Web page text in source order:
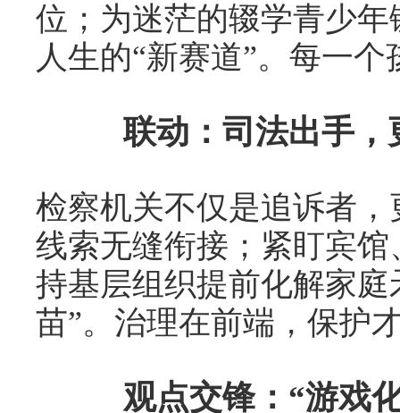
位；为迷茫的辍学青少
人生的“新赛道”。每一
联动：司法出手，
检察机关不仅是追诉者
线索无缝衔接；紧盯宾
持基层组织提前化解家
苗”。治理在前端，保护
观点交锋：“游戏